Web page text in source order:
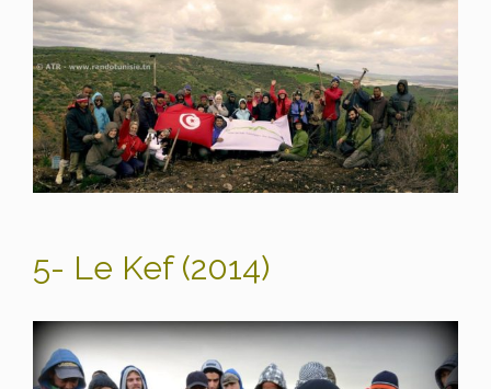
5- Le Kef (2014)